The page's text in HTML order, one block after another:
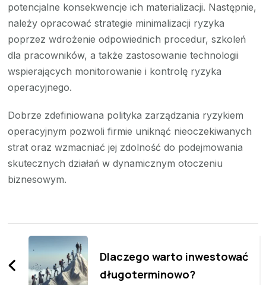
potencjalne konsekwencje ich materializacji. Następnie,
należy opracować strategie minimalizacji ryzyka
poprzez wdrożenie odpowiednich procedur, szkoleń
dla pracowników, a także zastosowanie technologii
wspierających monitorowanie i kontrolę ryzyka
operacyjnego.
Dobrze zdefiniowana polityka zarządzania ryzykiem
operacyjnym pozwoli firmie uniknąć nieoczekiwanych
strat oraz wzmacniać jej zdolność do podejmowania
skutecznych działań w dynamicznym otoczeniu
biznesowym.
Zobacz
wpisy
Dlaczego warto inwestować
długoterminowo?